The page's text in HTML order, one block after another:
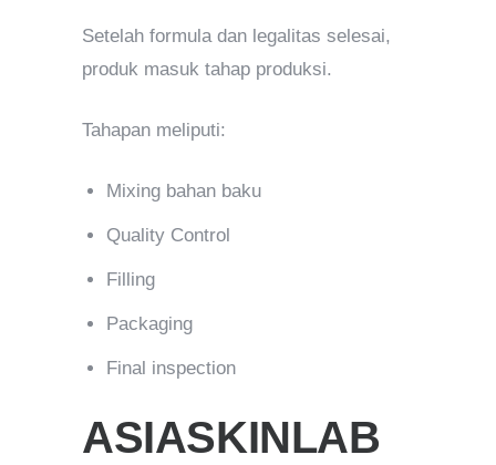
Setelah formula dan legalitas selesai,
produk masuk tahap produksi.
Tahapan meliputi:
Mixing bahan baku
Quality Control
Filling
Packaging
Final inspection
ASIASKINLAB